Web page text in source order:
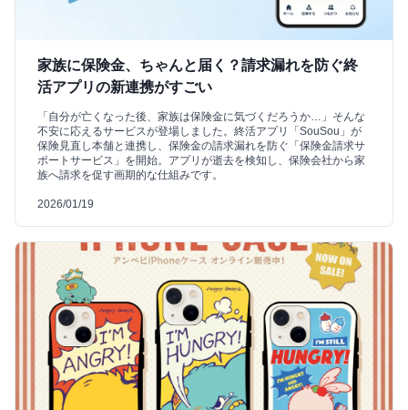
家族に保険金、ちゃんと届く？請求漏れを防ぐ終
活アプリの新連携がすごい
「自分が亡くなった後、家族は保険金に気づくだろうか…」そんな
不安に応えるサービスが登場しました。終活アプリ「SouSou」が
保険見直し本舗と連携し、保険金の請求漏れを防ぐ「保険金請求サ
ポートサービス」を開始。アプリが逝去を検知し、保険会社から家
族へ請求を促す画期的な仕組みです。
2026/01/19